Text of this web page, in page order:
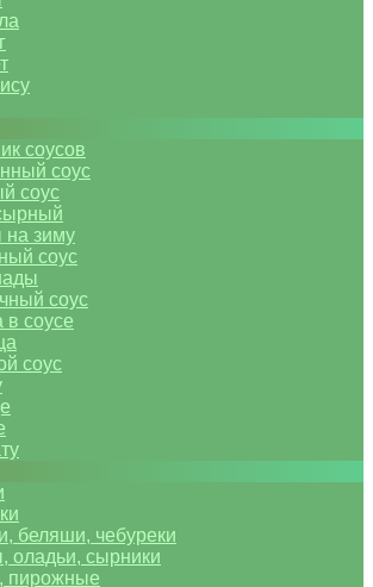
соусов
соус
соус
на зиму
соус
соус
в соусе
соус
беляши, чебуреки
оладьи, сырники
пирожные